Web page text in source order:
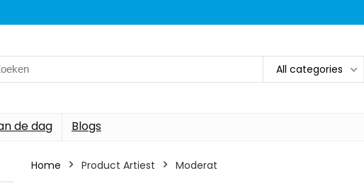
All categories
de dag Blogs
Home Product Artiest Moderat